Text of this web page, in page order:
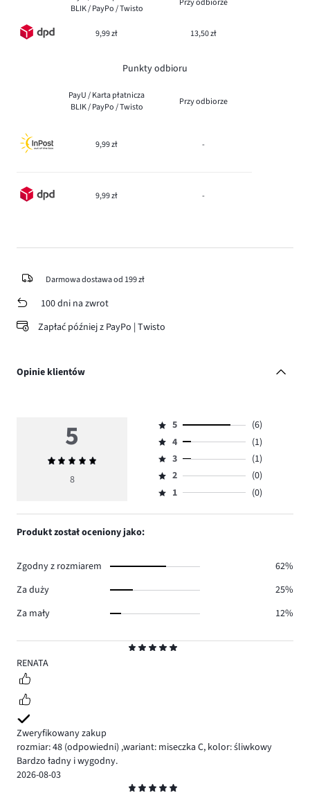
BLIK / PayPo / Twisto
Przy odbiorze
9,99 zł 13,50 zł
Punkty odbioru
PayU / Karta płatnicza
BLIK / PayPo / Twisto
Przy odbiorze
9,99 zł -
9,99 zł -
Darmowa dostawa od 199 zł
100 dni na zwrot
Zapłać później z PayPo | Twisto
Opinie klientów
5
RENATA
Zweryfikowany zakup
rozmiar: 48 (odpowiedni) ,wariant: miseczka C, kolor: śliwkowy
Bardzo ładny i wygodny.
2026-08-03
5
Średnia
ocena
8
Ocena
5,
ilość
głosów
6.
5
(6)
Ocena
4,
ilość
głosów
4
(1)
Ocena
3,
ilość
3
(1)
Ocena
2,
2
(0)
Ocena
1,
1 (0)
Produkt został oceniony jako:
Zgodny z rozmiarem
62%
Za duży
25%
Za mały
12%